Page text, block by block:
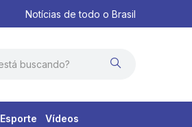
Notícias de todo o Brasil
Esporte Vídeos